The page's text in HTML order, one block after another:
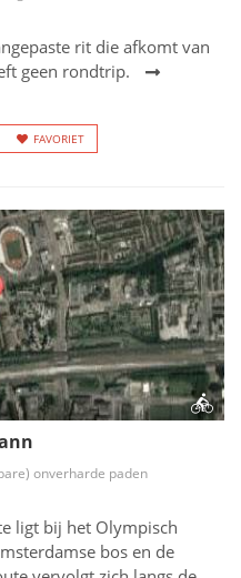
rit die afkomt van
geen rondtrip.
FAVORIET
onverharde paden
ligt bij het Olympisch
bos en de